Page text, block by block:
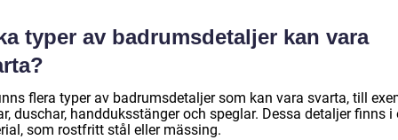
typer av badrumsdetaljer kan vara
flera typer av badrumsdetaljer som kan vara svarta, till
duschar, handduksstänger och speglar. Dessa detaljer finns i
som rostfritt stål eller mässing.